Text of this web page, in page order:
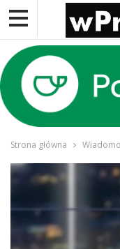
Strona główna